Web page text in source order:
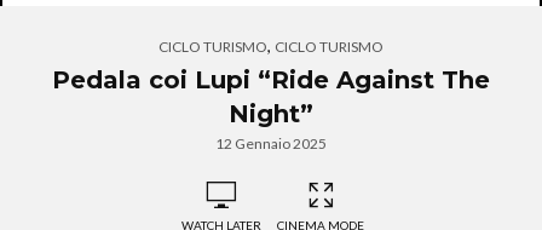
CICLO TURISMO, CICLO TURISMO
Pedala coi Lupi “Ride Against The
Night”
12 Gennaio 2025
WATCH LATER CINEMA MODE